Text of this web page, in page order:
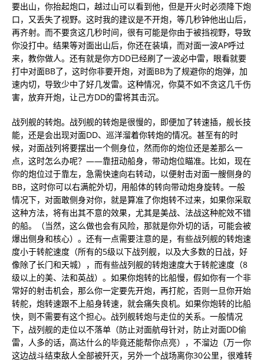
要出山，你抬起炮口，越过山可以看到他，但是开火时必须降下炮
口，又丢失了视野。这时我的建议是不开炮，等几秒钟他出山后，
再齐射。而不要贪这几秒时间，很有可能是你由于被挡视野，导致
你没打中。结果等对面出山后，你还在装填，而对面一波AP呼过
来，教你做人。还有就是你方DD已经刷了一波必中雷，眼看就要
打中对面BB了，这时你非要开炮，对面BB为了规避你的炮弹，加
速内切，导致少中了好几发雷。这种情况，你莫不如不贪这几千伤
害，放弃开炮，让己方DD的雷将其击沉。
战列舰的转炮。战列舰的转炮是很慢的，即便加了转速插，舰长技
能，还是会出现对面DD、巡洋溜着你转炮的情况。甚至有的时
候，对面战列将要摆出一个侧身位，然而你的炮位还是差那么一
点，这时怎么办呢？——靠扭动船身，带动炮位瞄准。比如，现在
你的炮位过于靠左，急需快速向右转动，以便射击对面一艘侧身的
BB，这时你可以右满舵外切，用船体的转向带动炮身旋转。一般
情况下，对面敢侧身对你，就是算准了你炮转不过来，如果你采取
这种方法，将有出其不意的效果，尤其是美战、法战这种舵效不错
的船。（当然，这么做也会有风险，那就是你外切的话，可能会被
爆出侧身和核心）。还有一点需要注意的是，有些战列舰的转炮速
度小于转舵速度（所有的5级以下战列舰，以及大多数的日战，好
像除了长门和天城），而有些战列舰的转炮速度大于转舵速度（8
级以上的美、法和英战）。如果你炮转的比船慢，假如你有一个非
常好的射击机会，那么你一定要先开炮，再打舵，否则一旦你开始
转舵，炮转速跟不上船身转速，就会痛失良机。如果你炮转的比船
快，则不需要有这个担心。战列舰转炮与走位的关系。一般情况
下，战列舰的走位以不落单（防止对面航母针对，防止对面DD偷
雷，人多的话，高达什么的毕竟还能帮你点亮），不溜边（万一你
这边战斗结束敌人全部被歼灭，另外一个战场离你30公里，很难转